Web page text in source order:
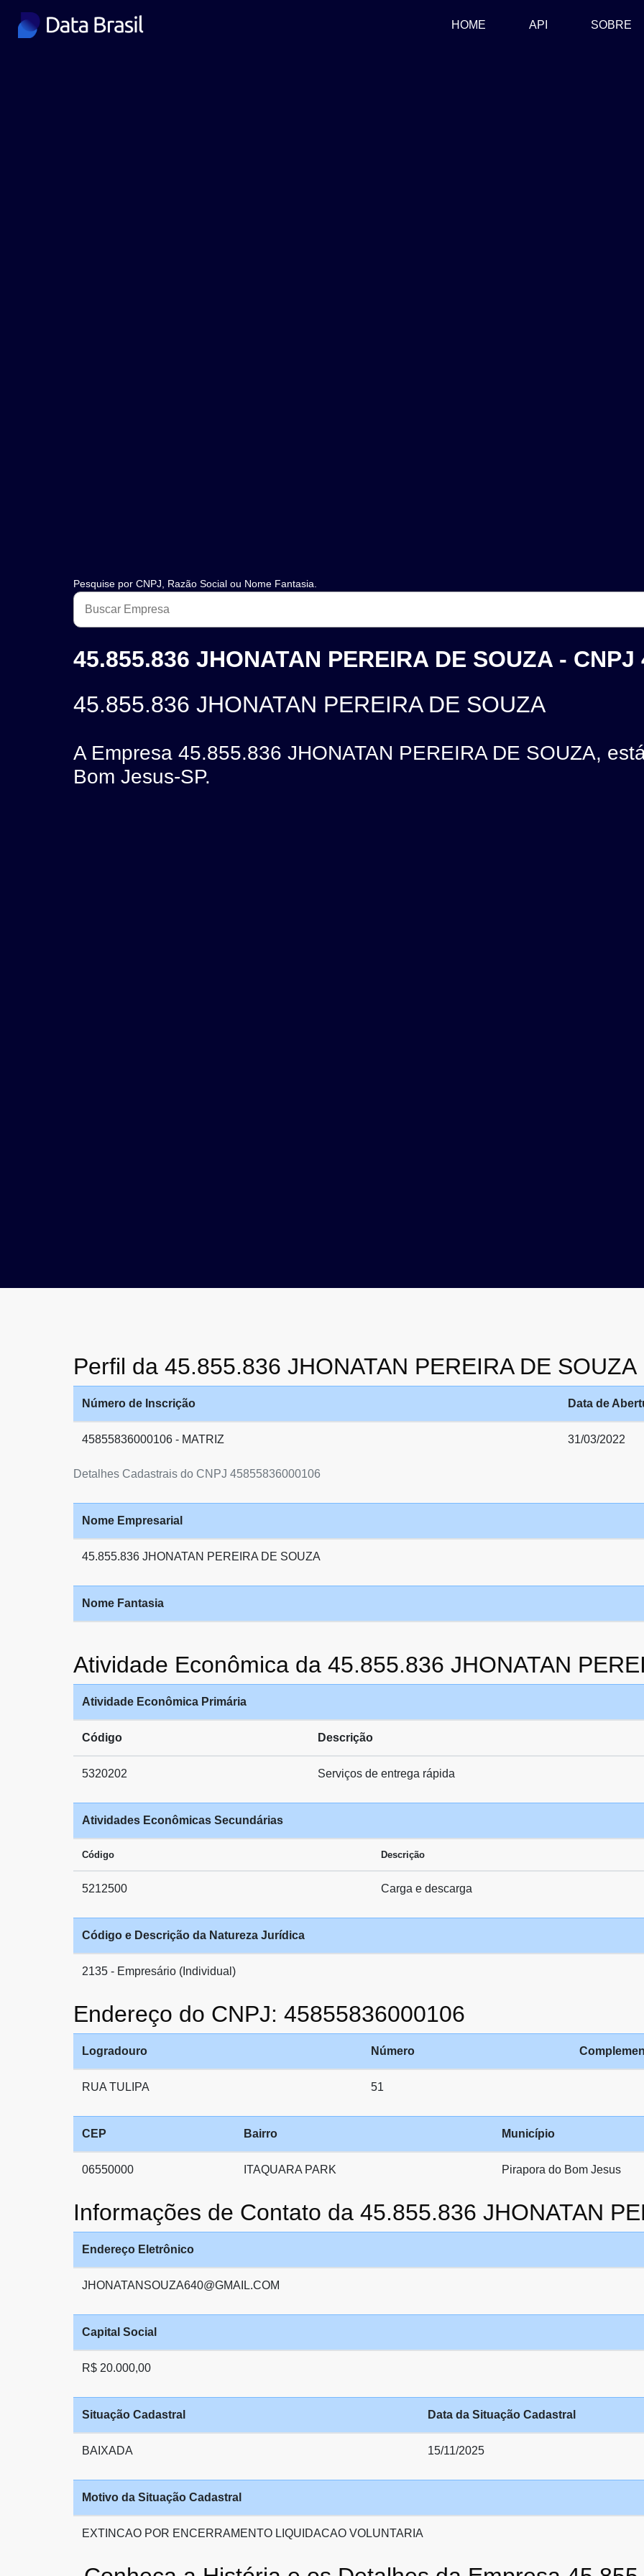
HOME (CURRENT)
API SOBRE
Pesquise por CNPJ, Razão Social ou Nome Fantasia.
45.855.836 JHONATAN PEREIRA DE SOUZA -
45.855.836 JHONATAN PEREIRA DE SOUZA
A Empresa 45.855.836 JHONATAN PEREIRA DE SOUZA,
Bom Jesus-SP.
Perfil da 45.855.836 JHONATAN PEREIRA DE SOUZA
Detalhes Cadastrais do CNPJ 45855836000106
Número de Inscrição Data de
45855836000106 - MATRIZ 31/03/2022
Nome Empresarial
45.855.836 JHONATAN PEREIRA DE SOUZA
Nome Fantasia
Atividade Econômica da 45.855.836 JHONATAN
Atividade Econômica Primária
Código Descrição
5320202 Serviços de entrega rápida
Atividades Econômicas Secundárias
Código Descrição
5212500 Carga e descarga
Código e Descrição da Natureza Jurídica
2135 - Empresário (Individual)
Endereço do CNPJ: 45855836000106
Logradouro Número
RUA TULIPA 51
CEP Bairro Município
06550000 ITAQUARA PARK Pirapora do Bom Jesus
Informações de Contato da 45.855.836 JHONATAN
Endereço Eletrônico
JHONATANSOUZA640@GMAIL.COM
Capital Social
R$ 20.000,00
Situação Cadastral Data da Situação Cadastral
BAIXADA 15/11/2025
Motivo da Situação Cadastral
EXTINCAO POR ENCERRAMENTO LIQUIDACAO VOLUNTARIA